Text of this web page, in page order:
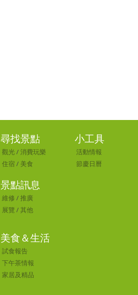
尋找景點
觀光 /消費玩樂
住宿 / 美食
景點訊息
維修 /推廣
展覽 /其他
小工具
活動情報
節慶日曆
美食＆生活
試食報告
下午茶情報
家居及精品